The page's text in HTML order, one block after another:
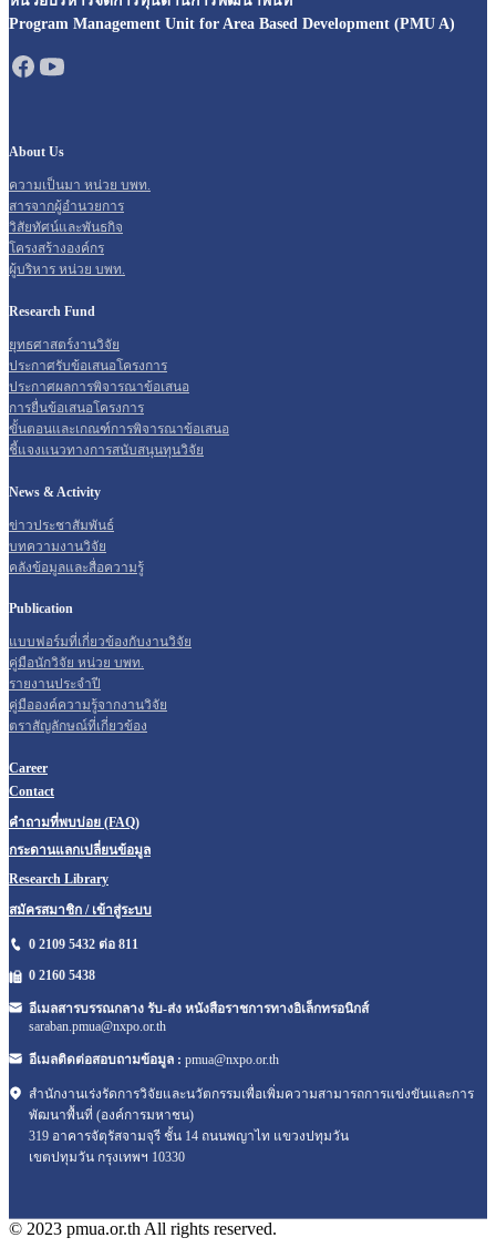
Program Management Unit for Area Based Development (PMU A)
About Us
ความเป็นมา หน่วย บพท.
สารจากผู้อำนวยการ
วิสัยทัศน์และพันธกิจ
โครงสร้างองค์กร
ผู้บริหาร หน่วย บพท.
Research Fund
ยุทธศาสตร์งานวิจัย
ประกาศรับข้อเสนอโครงการ
ประกาศผลการพิจารณาข้อเสนอ
การยื่นข้อเสนอโครงการ
ขั้นตอนและเกณฑ์การพิจารณาข้อเสนอ
ชี้แจงแนวทางการสนับสนุนทุนวิจัย
News & Activity
ข่าวประชาสัมพันธ์
บทความงานวิจัย
คลังข้อมูลและสื่อความรู้
Publication
แบบฟอร์มที่เกี่ยวข้องกับงานวิจัย
คู่มือนักวิจัย หน่วย บพท.
รายงานประจำปี
คู่มือองค์ความรู้จากงานวิจัย
ตราสัญลักษณ์ที่เกี่ยวข้อง
Career
Contact
คำถามที่พบบ่อย (FAQ)
กระดานแลกเปลี่ยนข้อมูล
Research Library
สมัครสมาชิก / เข้าสู่ระบบ
0 2109 5432 ต่อ 811
0 2160 5438
อีเมลสารบรรณกลาง รับ-ส่ง หนังสือราชการทางอิเล็กทรอนิกส์
saraban.pmua@nxpo.or.th
อีเมลติดต่อสอบถามข้อมูล : pmua@nxpo.or.th
สำนักงานเร่งรัดการวิจัยและนวัตกรรมเพื่อเพิ่มความสามารถการแข่งขันและการ
พัฒนาพื้นที่ (องค์การมหาชน)
319 อาคารจัตุรัสจามจุรี ชั้น 14 ถนนพญาไท แขวงปทุมวัน
เขตปทุมวัน กรุงเทพฯ 10330
© 2023 pmua.or.th All rights reserved.